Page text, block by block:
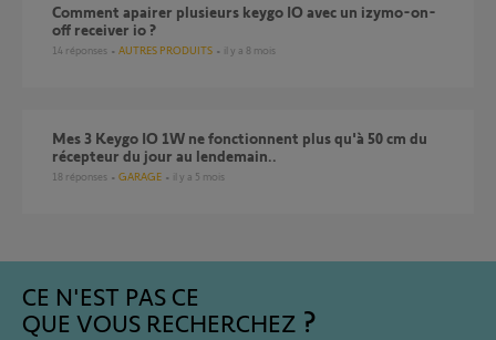
Comment apairer plusieurs keygo IO avec un izymo-on-
off receiver io ?
14 réponses AUTRES PRODUITS il y a 8 mois
Mes 3 Keygo IO 1W ne fonctionnent plus qu'à 50 cm du
récepteur du jour au lendemain..
18 réponses GARAGE il y a 5 mois
CE N'EST PAS CE
QUE VOUS RECHERCHEZ